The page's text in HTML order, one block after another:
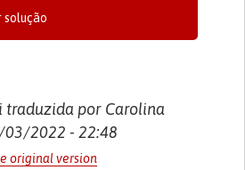
solução
traduzida por Carolina
2022 - 22:48
original version